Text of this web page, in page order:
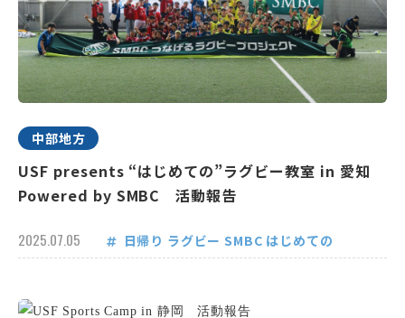
中部地方
USF presents “はじめての”ラグビー教室 in 愛知
Powered by SMBC 活動報告
2025.07.05 日帰り ラグビー SMBC はじめての